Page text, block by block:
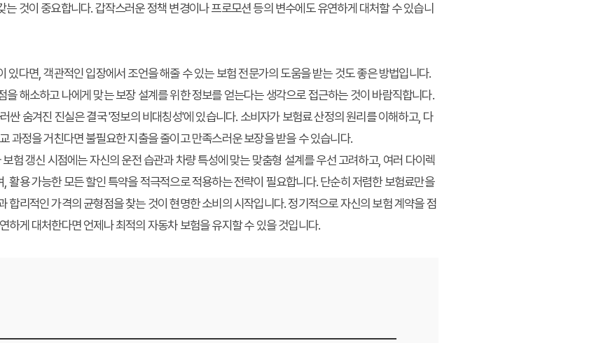
것이 중요합니다. 갑작스러운 정책 변경이나 프로모션 등의 변수에도 유연하게 대처할 수 있습니
있다면, 객관적인 입장에서 조언을 해줄 수 있는 보험 전문가의 도움을 받는 것도 좋은 방법입니다.
을 해소하고 나에게 맞는 보장 설계를 위한 정보를 얻는다는 생각으로 접근하는 것이 바람직합니다.
싼 숨겨진 진실은 결국 '정보의 비대칭성'에 있습니다. 소비자가 보험료 산정의 원리를 이해하고, 다
과정을 거친다면 불필요한 지출을 줄이고 만족스러운 보장을 받을 수 있습니다.
험 갱신 시점에는 자신의 운전 습관과 차량 특성에 맞는 맞춤형 설계를 우선 고려하고, 여러 다이렉
활용 가능한 모든 할인 특약을 적극적으로 적용하는 전략이 필요합니다. 단순히 저렴한 보험료만을
합리적인 가격의 균형점을 찾는 것이 현명한 소비의 시작입니다. 정기적으로 자신의 보험 계약을 점
하게 대처한다면 언제나 최적의 자동차 보험을 유지할 수 있을 것입니다.